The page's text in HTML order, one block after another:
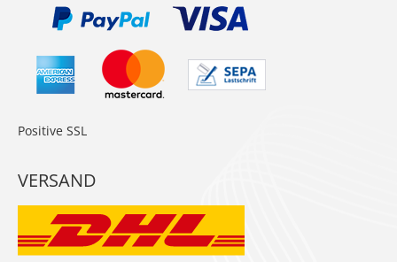
Positive SSL
VERSAND